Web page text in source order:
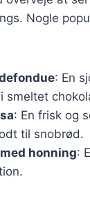
Nogle
: En
smeltet
: En frisk og
til snobrød.
honning: